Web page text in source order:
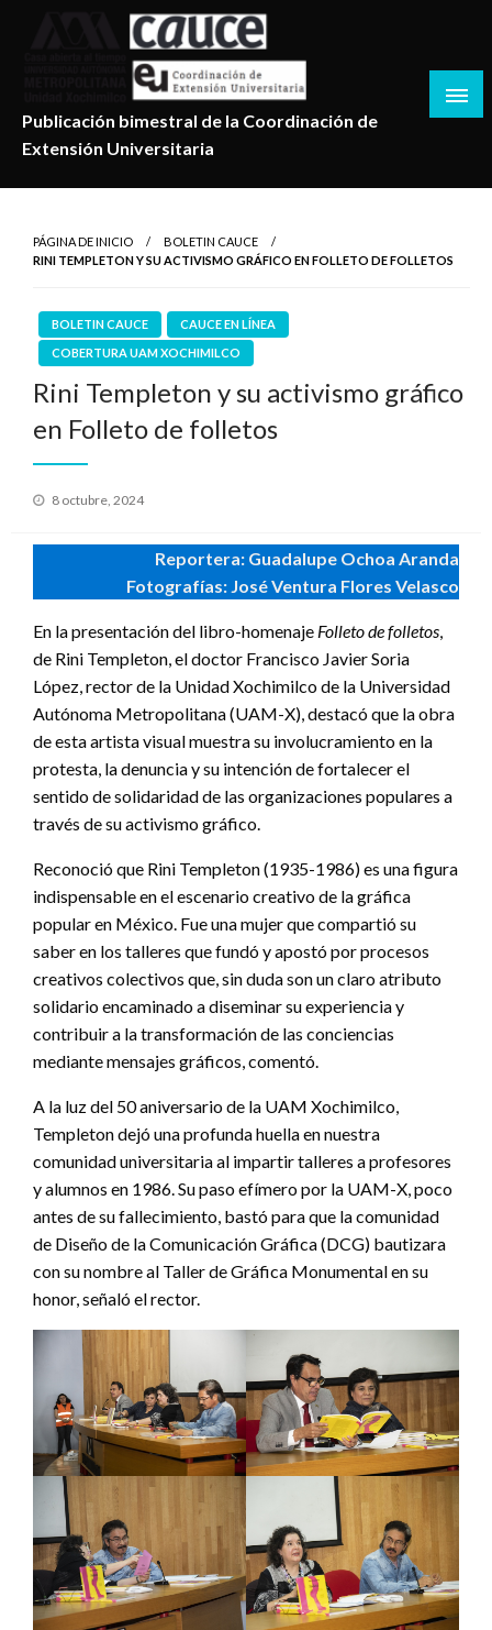
Publicación bimestral de la Coordinación de
Extensión Universitaria
PÁGINA DE INICIO
BOLETIN CAUCE
RINI TEMPLETON Y SU ACTIVISMO GRÁFICO EN FOLLETO DE FOLLETOS
BOLETIN CAUCE
CAUCE EN LÍNEA
COBERTURA UAM XOCHIMILCO
Rini Templeton y su activismo gráfico
en Folleto de folletos
Publicado
8 octubre, 2024
Reportera: Guadalupe Ochoa Aranda
Fotografías: José Ventura Flores Velasco
En la presentación del libro-homenaje Folleto de folletos
de Rini Templeton, el doctor Francisco Javier Soria
López, rector de la Unidad Xochimilco de la Universidad
Autónoma Metropolitana (UAM-X), destacó que la obra
de esta artista visual muestra su involucramiento en la
protesta, la denuncia y su intención de fortalecer el
sentido de solidaridad de las organizaciones populares a
través de su activismo gráfico.
Reconoció que Rini Templeton (1935-1986) es una figura
indispensable en el escenario creativo de la gráfica
popular en México. Fue una mujer que compartió su
saber en los talleres que fundó y apostó por procesos
creativos colectivos que, sin duda son un claro atributo
solidario encaminado a diseminar su experiencia y
contribuir a la transformación de las conciencias
mediante mensajes gráficos, comentó.
A la luz del 50 aniversario de la UAM Xochimilco,
Templeton dejó una profunda huella en nuestra
comunidad universitaria al impartir talleres a profesores
y alumnos en 1986. Su paso efímero por la UAM-X, poco
antes de su fallecimiento, bastó para que la comunidad
de Diseño de la Comunicación Gráfica (DCG) bautizara
con su nombre al Taller de Gráfica Monumental en su
honor, señaló el rector.